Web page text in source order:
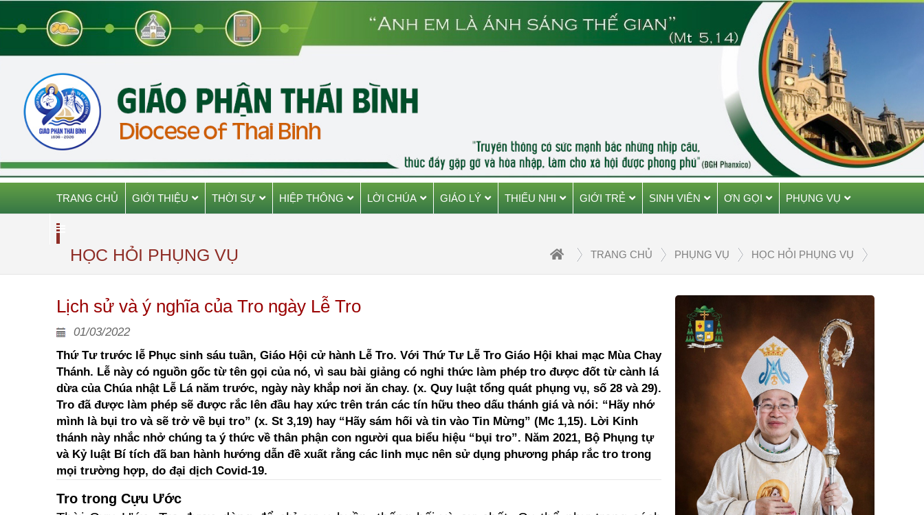
TRANG CHỦ GIỚI THIỆU THỜI SỰ HIỆP THÔNG LỜI CHÚA GIÁO LÝ THIẾU NHI GIỚI TRẺ SINH VIÊN ƠN GỌI PHỤNG VỤ
HỌC HỎI PHỤNG VỤ TRANG CHỦ PHỤNG VỤ HỌC HỎI PHỤNG VỤ
Lịch sử và ý nghĩa của Tro ngày Lễ Tro
01/03/2022
Thứ Tư trước lễ Phục sinh sáu tuần, Giáo Hội cử hành Lễ Tro. Với Thứ Tư Lễ Tro Giáo Hội khai mạc Mùa Chay
Thánh. Lễ này có nguồn gốc từ tên gọi của nó, vì sau bài giảng có nghi thức làm phép tro được đốt từ cành lá
dừa của Chúa nhật Lễ Lá năm trước, ngày này khắp nơi ăn chay. (x. Quy luật tổng quát phụng vụ, số 28 và 29).
Tro đã được làm phép sẽ được rắc lên đầu hay xức trên trán các tín hữu theo dấu thánh giá và nói: “Hãy nhớ
mình là bụi tro và sẽ trở về bụi tro” (x. St 3,19) hay “Hãy sám hối và tin vào Tin Mừng” (Mc 1,15). Lời Kinh
thánh này nhắc nhở chúng ta ý thức về thân phận con người qua biểu hiệu “bụi tro”. Năm 2021, Bộ Phụng tự
và Kỷ luật Bí tích đã ban hành hướng dẫn đề xuất rằng các linh mục nên sử dụng phương pháp rắc tro trong
mọi trường hợp, do đại dịch Covid-19.
Tro trong Cựu Ước